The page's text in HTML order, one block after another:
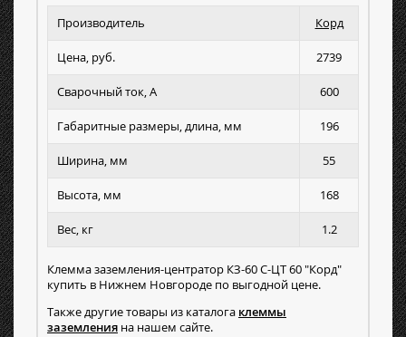
Производитель Корд
Цена, руб. 2739
Сварочный ток, А 600
Габаритные размеры, длина, мм 196
Ширина, мм 55
Высота, мм 168
Вес, кг 1.2
Клемма заземления-центратор КЗ-60 С-ЦТ 60 "Корд"
купить в Нижнем Новгороде по выгодной цене.
Также другие товары из каталога клеммы
заземления на нашем сайте.